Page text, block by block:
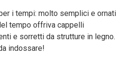
i tempi: molto semplici e ornati
tempo offriva cappelli
e sorretti da strutture in legno.
indossare!